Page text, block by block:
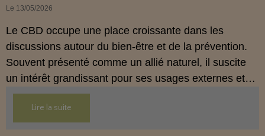
Le 13/05/2026
Le CBD occupe une place croissante dans les
discussions autour du bien‑être et de la prévention.
Souvent présenté comme un allié naturel, il suscite
un intérêt grandissant pour ses usages externes et
son interaction avec le système endocannabinoïde.
Cet article propose une mise au point claire, moderne
et conforme à la réglementation française de 2026.
Lire la suite